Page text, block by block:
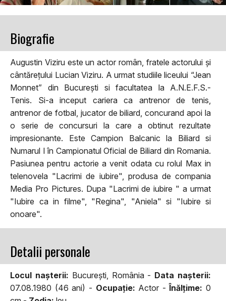
Biografie
Augustin Viziru este un actor român, fratele actorului și
cântărețului Lucian Viziru. A urmat studiile liceului “Jean
Monnet” din București si facultatea la A.N.E.F.S.-
Tenis. Si-a inceput cariera ca antrenor de tenis,
antrenor de fotbal, jucator de biliard, concurand apoi la
o serie de concursuri la care a obtinut rezultate
impresionante. Este Campion Balcanic la Biliard si
Numarul I în Campionatul Oficial de Biliard din Romania.
Pasiunea pentru actorie a venit odata cu rolul Max in
telenovela "Lacrimi de iubire", produsa de compania
Media Pro Pictures. Dupa "Lacrimi de iubire " a urmat
"Iubire ca in filme", "Regina", "Aniela" si "Iubire si
onoare".
Detalii personale
Locul naşterii: București, România - Data naşterii:
07.08.1980 (46 ani) - Ocupaţie: Actor -Înălţime: 0